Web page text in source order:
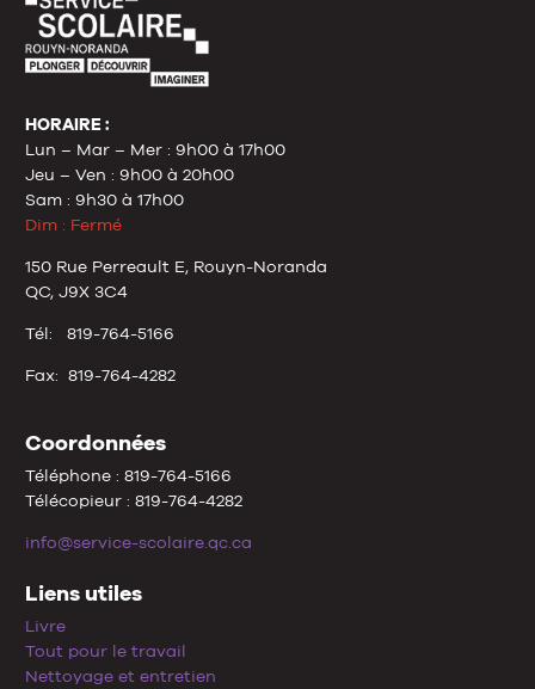
HORAIRE :
Lun – Mar – Mer : 9h00 à 17h00
Jeu – Ven : 9h00 à 20h00
Sam : 9h30 à 17h00
Dim : Fermé
150 Rue Perreault E, Rouyn-Noranda
QC, J9X 3C4
Tél: 819-764-5166
Fax: 819-764-4282
Coordonnées
Téléphone : 819-764-5166
Télécopieur : 819-764-4282
info@service-scolaire.qc.ca
Liens utiles
Livre
Tout pour le travail
Nettoyage et entretien